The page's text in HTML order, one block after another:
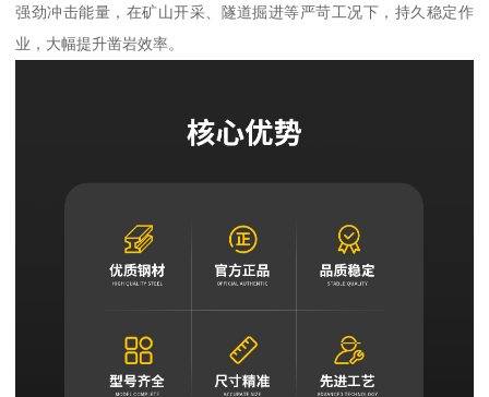
强劲冲击能量，在矿山开采、隧道掘进等严苛工况下，持久稳定作
业，大幅提升凿岩效率。​